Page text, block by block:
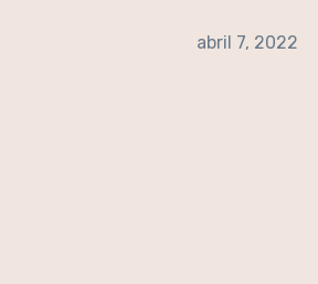
abril 7, 2022